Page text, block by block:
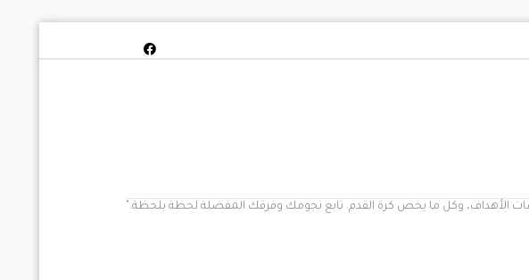
الأهداف، وكل ما يخص كرة القدم. تابع نجومك وفرقك المفضلة لحظة بلحظة."